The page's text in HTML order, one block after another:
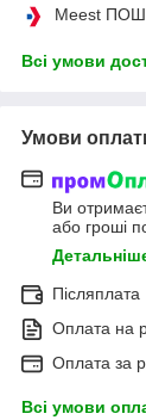
Meest
Всі умови
Умови
Ви
або гроші
Післяплата
Оплата на
Оплата за
Всі умови